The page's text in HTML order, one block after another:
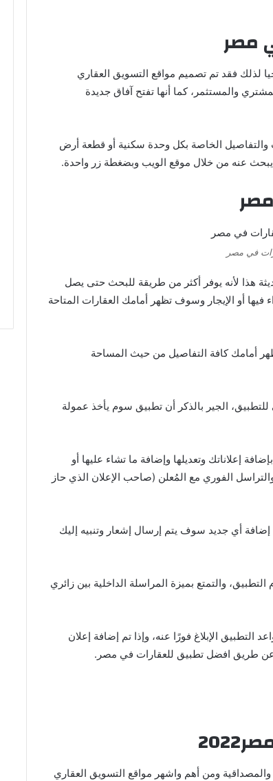
مصر
لذلك فقد تم تصميم مواقع التسويق العقاري
والمستثمر، كما أنها تفتح آفاق جديدة
والتفاصيل الخاصة بكل وحدة سكنية أو قطعة أرض
عنه من خلال موقع الويب وبضغطة زر واحدة.
في مصر
هذا لأنه يوفر أكثر من طريقة للبحث حتى يصل
أو الإيجار وسوف تظهر أمامك العقارات المتاحة
أمامك كافة التفاصيل من حيث المساحة
الجير بالذكر أن تطبيق سوم يأخذ عمولة
إعلاناتك وتعديلها وإضافة ما تشاء عليها أو
الفوري مع المُعلن (صاحب الإعلان الذي حاز
أي جديد سوف يتم إرسال إشعار وتنبيه إليك
والتمتع بميزة المراسلة الداخلية بين زائري
الإبلاغ فورًا عنه، وإذا تم إضافة إعلان
عن طريق افضل تطبيق للعقارات في مصر.
ومن أهم واشهر مواقع التسويق العقاري